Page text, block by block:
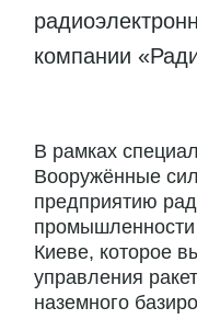
компании
В рамках
Вооружённые
предприятию
Киеве, которое
управления
наземного